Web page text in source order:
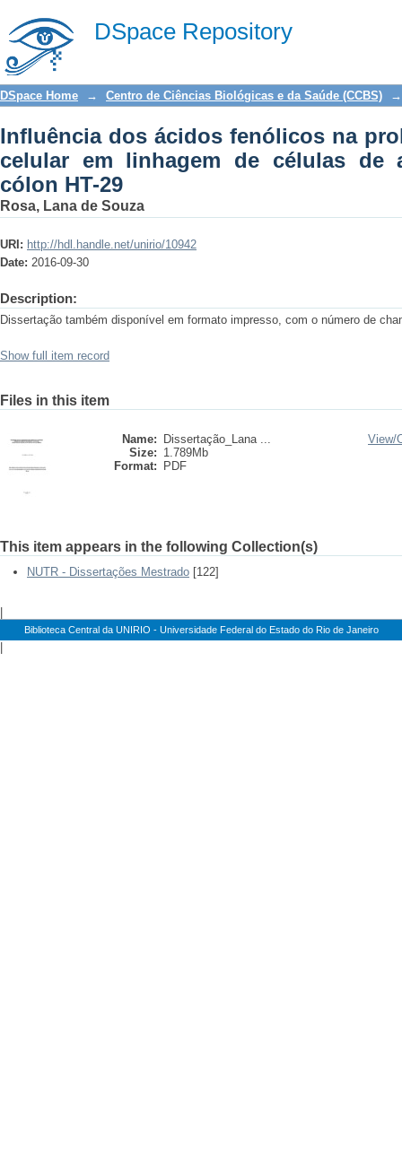
DSpace Repository
Influência dos ácidos fenólicos na
células de adenocarcinoma de cólon
DSpace Home → Centro de Ciências Biológicas e da Saúde (CCBS) →
Influência dos ácidos fenólicos na
celular em linhagem de células de
cólon HT-29
Rosa, Lana de Souza
URI: http://hdl.handle.net/unirio/10942
Date: 2016-09-30
Description:
Dissertação também disponível em formato impresso, com o número de
Show full item record
Files in this item
Name:
Dissertação_Lana ...
Size: 1.789Mb
Format:
PDF
View/
This item appears in the following Collection(s)
NUTR - Dissertações Mestrado [122]
Biblioteca Central da UNIRIO - Universidade Federal do Estado do Rio de Janeiro